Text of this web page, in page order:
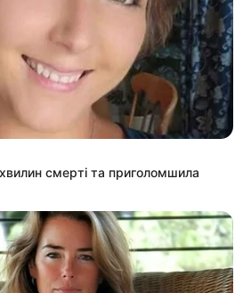
смерті та приголомшила